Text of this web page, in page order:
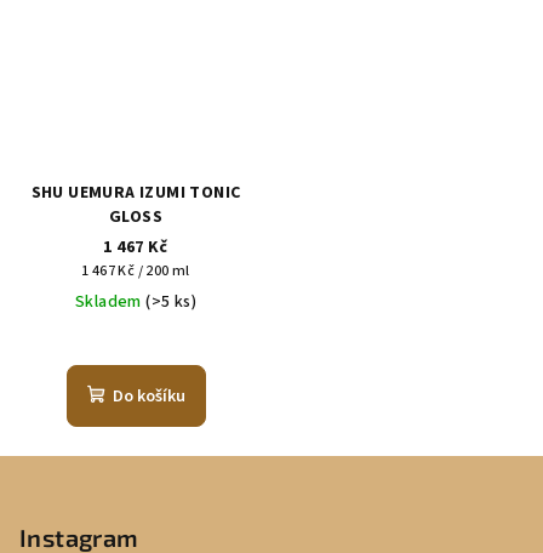
SHU UEMURA IZUMI TONIC
GLOSS
1 467 Kč
Měrná
cena:
1 467 Kč / 200 ml
Skladem(>5 ks)
Do košíku
Instagram